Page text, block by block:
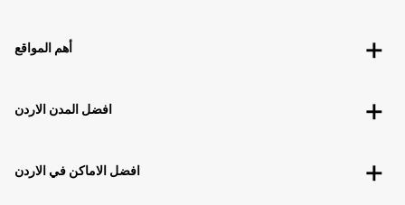
أهم المواقع
افضل المدن الاردن
افضل الاماكن في الاردن